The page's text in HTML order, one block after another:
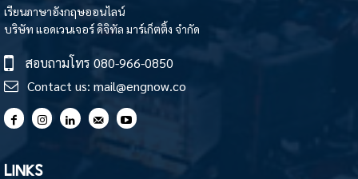
เรียนภาษาอังกฤษออนไลน์
บริษัท แอดเวนเจอร์ ดิจิทัล มาร์เก็ตติ้ง จำกัด
สอบถามโทร 080-966-0850
Contact us: mail@engnow.co
LINKS